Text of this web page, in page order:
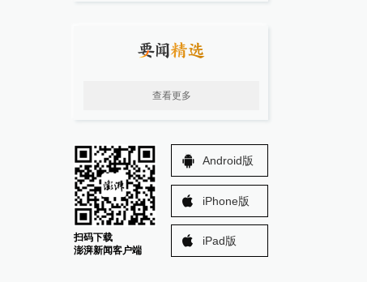
查看更多
扫码下载
澎湃新闻客户端
Android版
iPhone版
iPad版